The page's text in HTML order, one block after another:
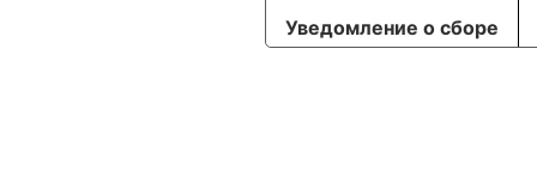
Уведомление о сборе